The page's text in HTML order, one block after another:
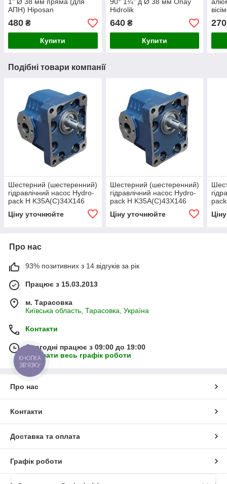
1" Ø 38 мм пряма (для
АПН) Hiposan
480 ₴
Купити
90° 1¼” д Ø 38 мм Onay
Hidrolik
640₴
Купити
270
Подібні товари компанії
Шестерний (шестеренний)
гідравлічний насос Hydro-
pack H K35A(C)34X146
Ціну уточнюйте
Шестерний (шестеренний)
гідравлічний насос Hydro-
pack H K35A(C)43X146
Ціну уточнюйте
Про нас
93% позитивних з 14 відгуків за рік
Працює з 15.03.2013
м. Тарасовка
Київська область, Тарасовка, Україна
Контакти
Сьогодні працює з 09:00 до 19:00
Показати весь графік роботи
Про нас
Контакти
Доставка та оплата
Графік роботи
КНОПКА
ЗВ'ЯЗКУ